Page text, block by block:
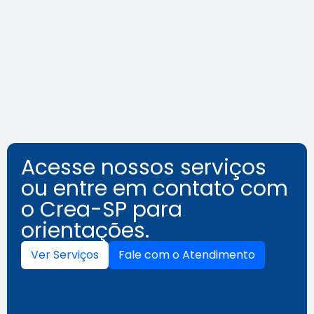
Acesse nossos serviços
ou entre em contato com
o Crea-SP para
orientações.
Ver Serviços Fale com o Atendimento